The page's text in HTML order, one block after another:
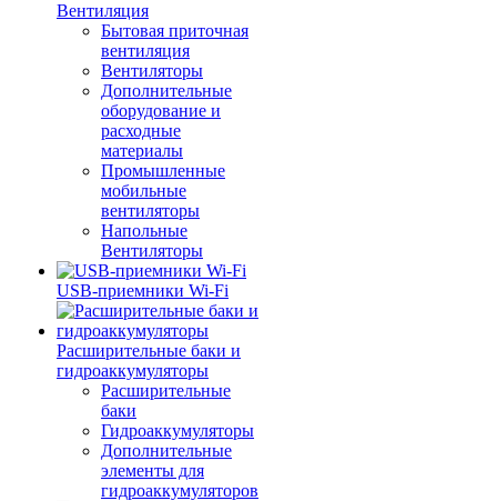
Вентиляция
Бытовая приточная
вентиляция
Вентиляторы
Дополнительные
оборудование и
расходные
материалы
Промышленные
мобильные
вентиляторы
Напольные
Вентиляторы
USB-приемники Wi-Fi
Расширительные баки и
гидроаккумуляторы
Расширительные
баки
Гидроаккумуляторы
Дополнительные
элементы для
гидроаккумуляторов